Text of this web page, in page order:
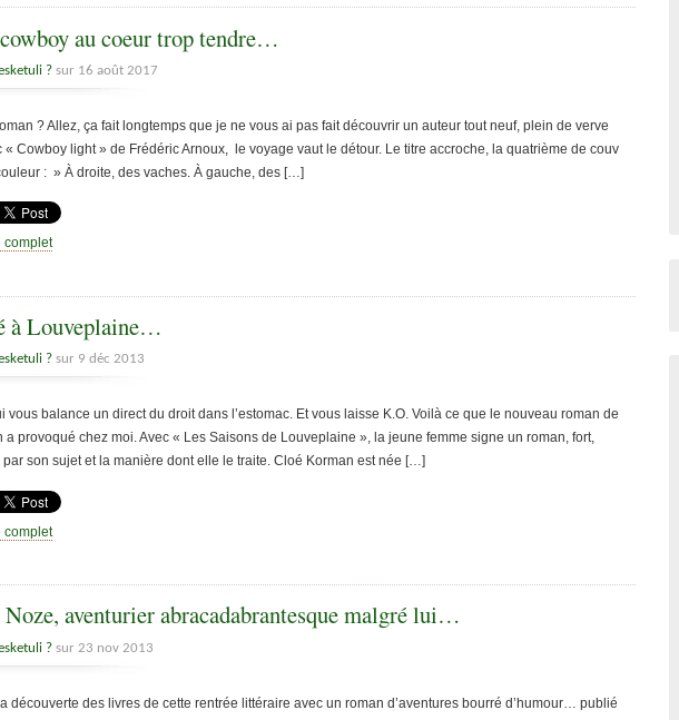
au coeur trop tendre…
? sur 16 août 2017
? Allez, ça fait longtemps que je ne vous ai pas fait découvrir un auteur tout neuf, plein de verve
« Cowboy light » de Frédéric Arnoux, le voyage vaut le détour. Le titre accroche, la quatrième de couv
: » À droite, des vaches. À gauche, des […]
complet
à Louveplaine…
? sur 9 déc 2013
vous balance un direct du droit dans l’estomac. Et vous laisse K.O. Voilà ce que le nouveau roman de
a provoqué chez moi. Avec « Les Saisons de Louveplaine », la jeune femme signe un roman, fort,
par son sujet et la manière dont elle le traite. Cloé Korman est née […]
complet
aventurier abracadabrantesque malgré lui…
? sur 23 nov 2013
découverte des livres de cette rentrée littéraire avec un roman d’aventures bourré d’humour… publié